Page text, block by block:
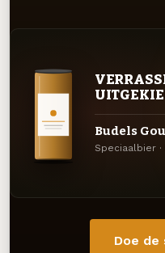
Budels
Speciaalbier
Doe